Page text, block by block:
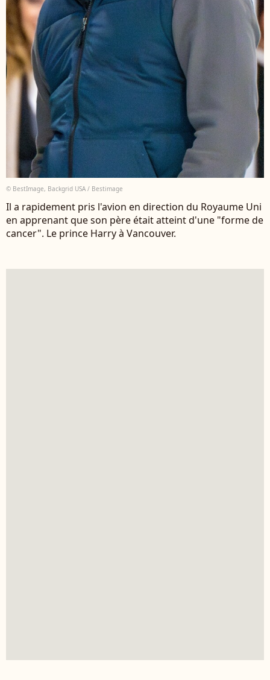
© BestImage, Backgrid USA / Bestimage
Il a rapidement pris l'avion en direction du Royaume Uni
en apprenant que son père était atteint d'une "forme de
cancer". Le prince Harry à Vancouver.